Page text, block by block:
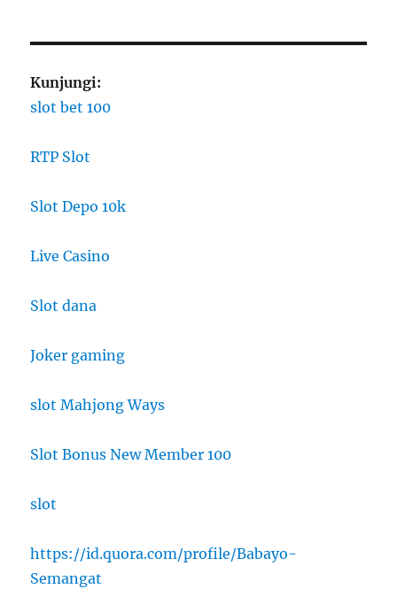
Kunjungi:
slot bet 100
RTP Slot
Slot Depo 10k
Live Casino
Slot dana
Joker gaming
slot Mahjong Ways
Slot Bonus New Member 100
slot
https://id.quora.com/profile/Babayo-
Semangat